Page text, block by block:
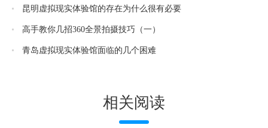
昆明虚拟现实体验馆的存在为什么很有必要
高手教你几招360全景拍摄技巧（一）
青岛虚拟现实体验馆面临的几个困难
相关阅读